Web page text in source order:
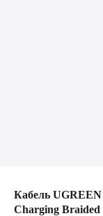
Кабель UGREEN
Charging